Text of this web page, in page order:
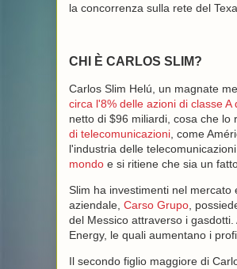
la concorrenza sulla rete del
CHI È CARLOS SLIM?
Carlos Slim Helú, un magnate
circa l'8% delle azioni di classe
netto di $96 miliardi, cosa che lo
di telecomunicazioni, come
l'industria delle
mondoe si ritiene che sia un
Slim ha investimenti nel
aziendale, Carso Grupo,
del Messico attraverso i
Energy, le quali aumentano i
Il secondo figlio maggiore di